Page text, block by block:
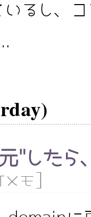
るし、
"したら
メモ